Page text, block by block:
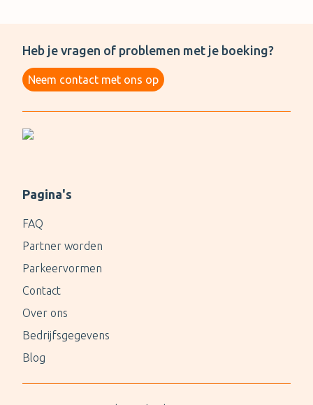
Heb je vragen of problemen met je boeking?
Neem contact met ons op
Pagina's
FAQ
Partner worden
Parkeervormen
Contact
Over ons
Bedrijfsgegevens
Blog